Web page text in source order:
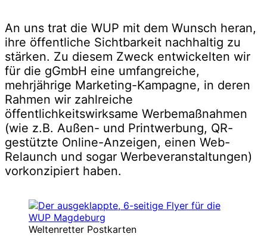
An uns trat die WUP mit dem Wunsch heran,
ihre öffentliche Sichtbarkeit nachhaltig zu
stärken. Zu diesem Zweck entwickelten wir
für die gGmbH eine umfangreiche,
mehrjährige Marketing-Kampagne, in deren
Rahmen wir zahlreiche
öffentlichkeitswirksame Werbemaßnahmen
(wie z.B. Außen- und Printwerbung, QR-
gestützte Online-Anzeigen, einen Web-
Relaunch und sogar Werbeveranstaltungen)
vorkonzipiert haben.
Weltenretter Postkarten